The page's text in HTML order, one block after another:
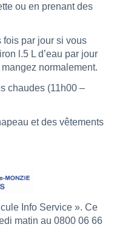
ou en prenant des
fois par jour si vous
l.5 L d’eau par jour
normalement.
chaudes (11h00 –
et des vêtements
Info Service ». Ce
matin au 0800 06 66